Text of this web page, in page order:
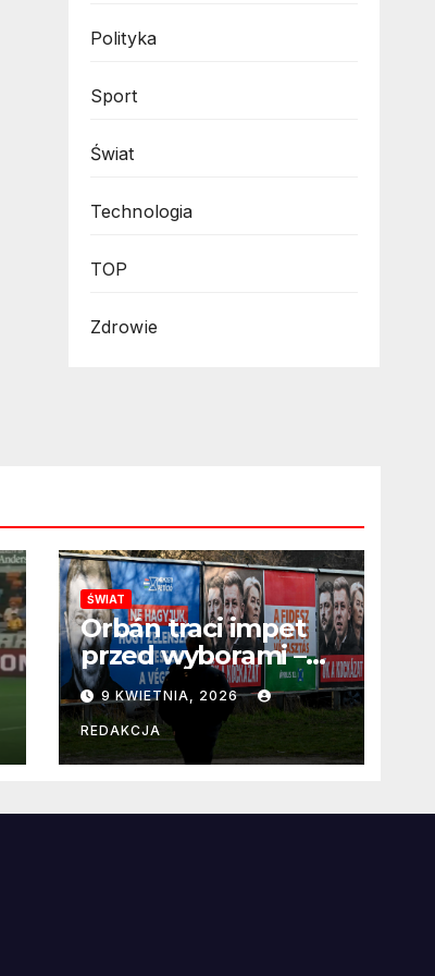
Polityka
Sport
Świat
Technologia
TOP
Zdrowie
ŚWIAT
Orbán traci impet
przed wyborami –
węgierska
propaganda
przestaje
przekonywać
9 KWIETNIA, 2026
REDAKCJA